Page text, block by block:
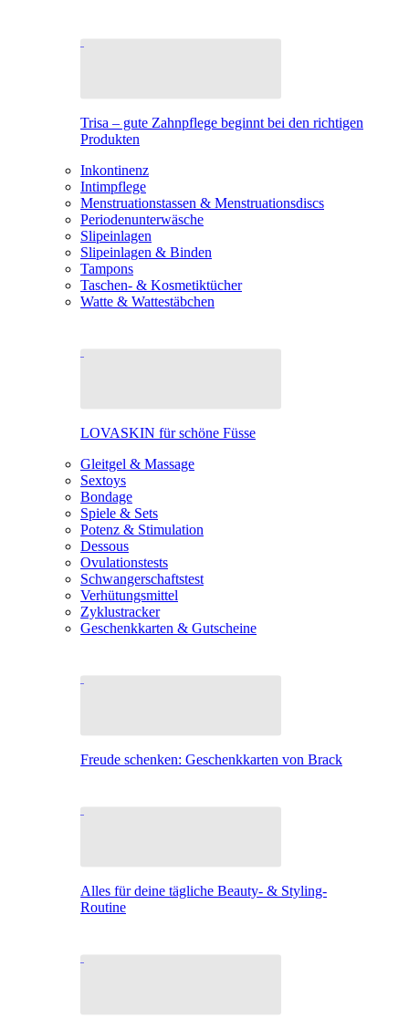
Trisa – gute Zahnpflege beginnt bei den richtigen
Produkten
Inkontinenz
Intimpflege
Menstruationstassen & Menstruationsdiscs
Periodenunterwäsche
Slipeinlagen
Slipeinlagen & Binden
Tampons
Taschen- & Kosmetiktücher
Watte & Wattestäbchen
LOVASKIN für schöne Füsse
Gleitgel & Massage
Sextoys
Bondage
Spiele & Sets
Potenz & Stimulation
Dessous
Ovulationstests
Schwangerschaftstest
Verhütungsmittel
Zyklustracker
Geschenkkarten & Gutscheine
Freude schenken: Geschenkkarten von Brack
Alles für deine tägliche Beauty- & Styling-
Routine